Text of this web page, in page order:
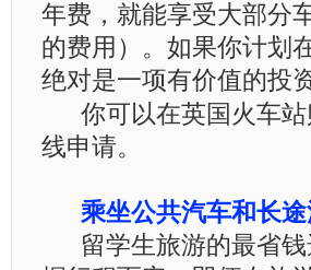
年费，就能享受大部分
的费用）。如果你计划
绝对是一项有价值的投资
你可以在英国火车站
线申请。
乘坐公共汽车和长
留学生旅游的最省钱